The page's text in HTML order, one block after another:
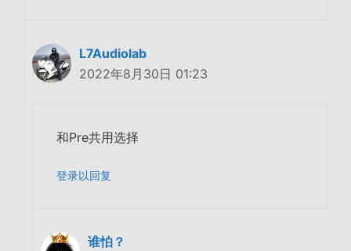
L7Audiolab
2022年8月30日 01:23
和Pre共用选择
登录以回复
谁怕？